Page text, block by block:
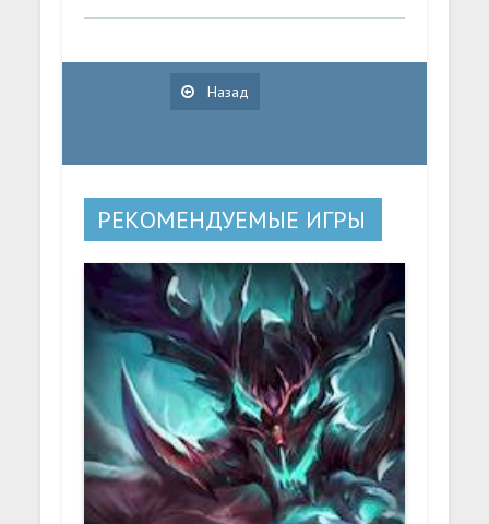
Назад
РЕКОМЕНДУЕМЫЕ ИГРЫ